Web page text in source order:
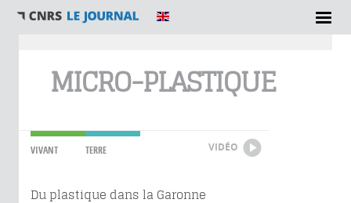
MICRO-PLASTIQUE
VIVANT TERRE VIDÉO
Du plastique dans la Garonne